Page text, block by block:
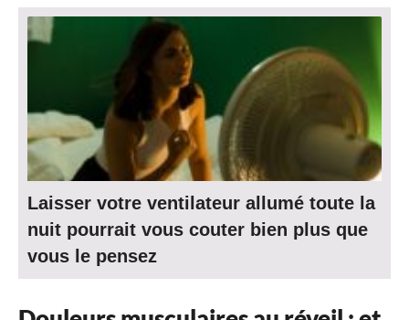
Laisser votre ventilateur allumé toute la
nuit pourrait vous couter bien plus que
vous le pensez